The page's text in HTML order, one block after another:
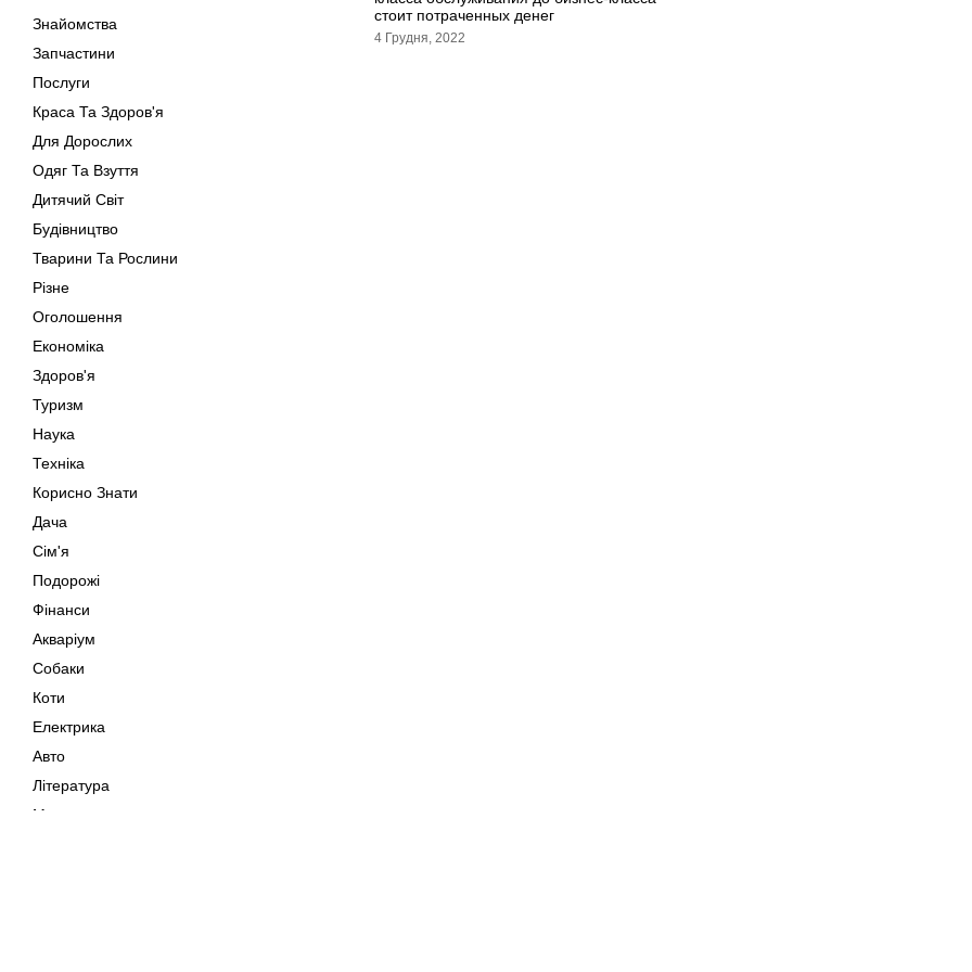
Знайомства
Запчастини
Послуги
Краса Та Здоров'я
Для Дорослих
Одяг Та Взуття
Дитячий Світ
Будівництво
Тварини Та Рослини
Різне
Оголошення
Економіка
Здоров'я
Туризм
Наука
Техніка
Корисно Знати
Дача
Сім'я
Подорожі
Фінанси
Акваріум
Собаки
Коти
Електрика
Авто
Література
Музика
стоит потраченных денег
4 Грудня, 2022